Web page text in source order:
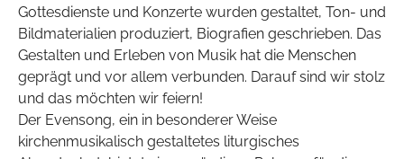
Gottesdienste und Konzerte wurden gestaltet, Ton- und
Bildmaterialien produziert, Biografien geschrieben. Das
Gestalten und Erleben von Musik hat die Menschen
geprägt und vor allem verbunden. Darauf sind wir stolz
und das möchten wir feiern!
Der Evensong, ein in besonderer Weise
kirchenmusikalisch gestaltetes liturgisches